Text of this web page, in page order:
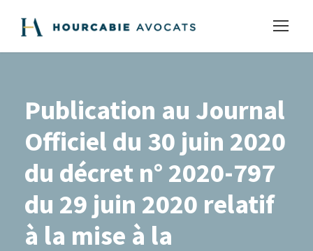
Publication au Journal
Officiel du 30 juin 2020
du décret n° 2020-797
du 29 juin 2020 relatif
à la mise à la